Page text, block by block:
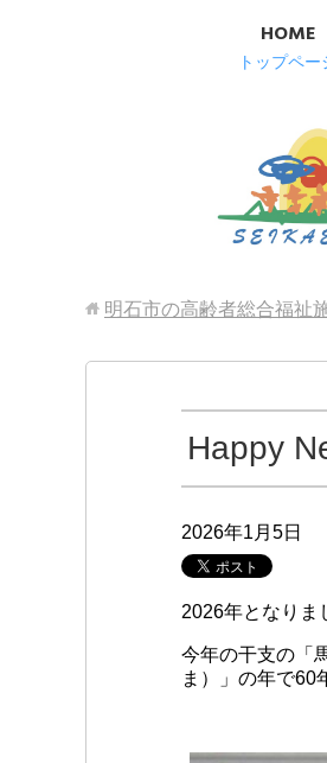
HOME
トップペー
明石市の高齢者総合福
Happy
2026年1月5日
2026年となりま
今年の干支の「
ま）」の年で60